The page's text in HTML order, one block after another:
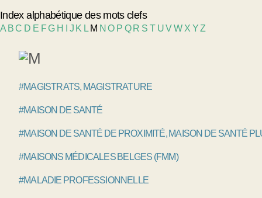
Index alphabétique des mots clefs
A BC D E FG H J K L M NO P Q R S T UVW X YZ
#MAGISTRATS, MAGISTRATURE
#MAISON DE SANTÉ
#MAISON DE SANTÉ DE PROXIMITÉ, MAISON DE SANTÉ
#MAISONS MÉDICALES BELGES (FMM)
#MALADIE PROFESSIONNELLE